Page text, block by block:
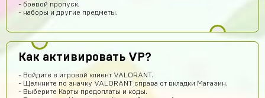
- боевой пропуск,
- наборы и другие предметы.
Как активировать VP?
- Войдите в игровой клиент VALORANT.
- Щелкните по значку VALORANT справа от вкладки Магазин.
- Выберите Карты предоплаты и коды.
Сайт просто супер
Egopkabossuk Dscraft
Топ4ik воще!)
Ilya